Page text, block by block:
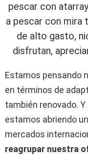
pescar con
a pescar con mira
de alto gasto,
disfrutan,
Estamos pensando
en términos de
también renovado.
estamos abriendo
mercados
reagrupar nuestra